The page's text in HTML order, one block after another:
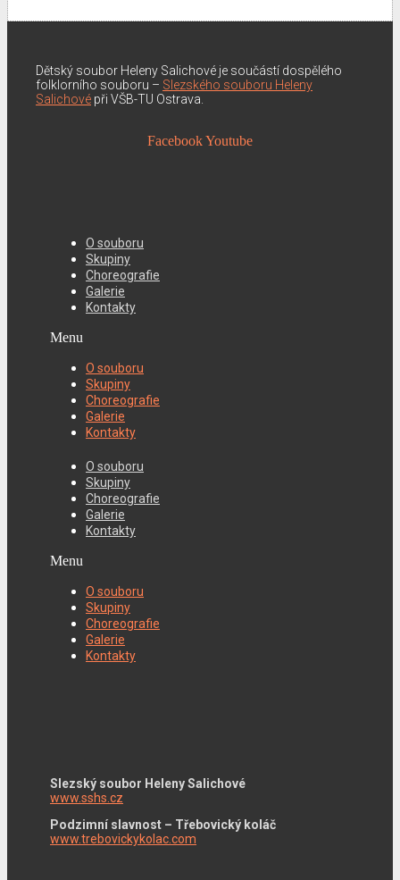
Dětský soubor Heleny Salichové je součástí dospělého
folklorního souboru – Slezského souboru Heleny
Salichové při VŠB-TU Ostrava.
FacebookYoutube
O souboru
Skupiny
Choreografie
Galerie
Kontakty
Menu
O souboru
Skupiny
Choreografie
Galerie
Kontakty
O souboru
Skupiny
Choreografie
Galerie
Kontakty
Menu
O souboru
Skupiny
Choreografie
Galerie
Kontakty
Slezský soubor Heleny Salichové
www.sshs.cz
Podzimní slavnost – Třebovický koláč
www.trebovickykolac.com